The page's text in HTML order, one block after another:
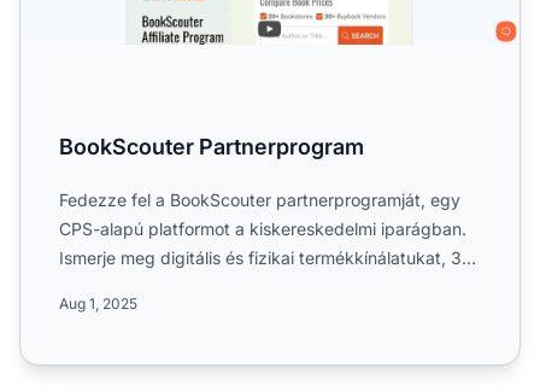
BookScouter Partnerprogram
Fedezze fel a BookScouter partnerprogramját, egy
CPS-alapú platformot a kiskereskedelmi iparágban.
Ismerje meg digitális és fizikai termékkínálatukat, 30
Aug 1, 2025